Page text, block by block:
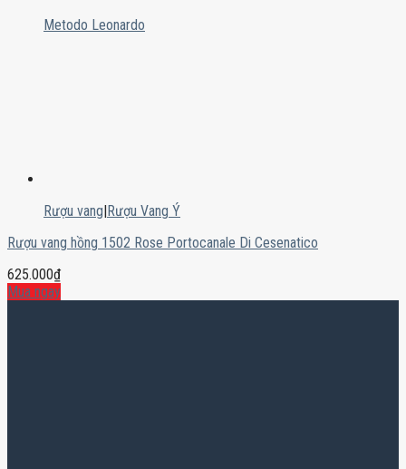
Metodo Leonardo
Rượu vang|Rượu Vang Ý
Rượu vang hồng 1502 Rose Portocanale Di Cesenatico
625.000₫
Mua ngay